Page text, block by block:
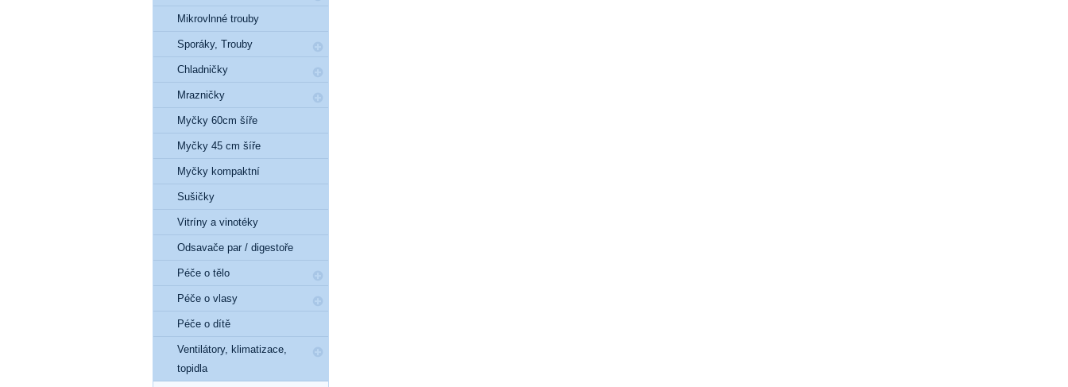
Mikrovlnné trouby
Sporáky, Trouby
Chladničky
Mrazničky
Myčky 60cm šíře
Myčky 45 cm šíře
Myčky kompaktní
Sušičky
Vitríny a vinotéky
Odsavače par / digestoře
Péče o tělo
Péče o vlasy
Péče o dítě
Ventilátory, klimatizace,
topidla